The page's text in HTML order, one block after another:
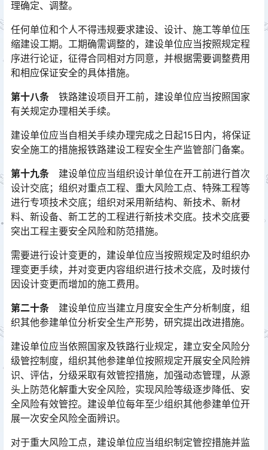
理确定、调整。
任何单位和个人不得违规要求建设、设计、施工等单位压
缩建设工期。工期确需调整的，建设单位应当按照规定程
序进行论证，征得合同相对方同意，并根据需要调整费用
和相应保证安全的具体措施。󠅅󠅃󠄵󠅂󠄪󠇖󠆨󠆨󠇕󠆞󠆒󠅬󠇘󠆭󠆘󠇙󠆝󠅵󠇗󠆭󠆁󠄐󠇗󠅹󠅸󠇖󠆍󠅳󠇖󠅹󠅰󠇖󠆌󠅹
第十八条 铁路建设项目开工前，建设单位应当按照国家
有关规定办理相关手续。
建设单位应当自相关手续办理完成之日起15日内，将保证
安全施工的措施报铁路建设工程安全生产监管部门备案。
第十九条 建设单位应当组织设计单位在开工前进行首次
设计交底；组织对重点工程、重大风险工点、特殊工程等
进行专项技术交底；组织对采用新结构、新技术、新材
料、新设备、新工艺的工程进行新技术交底。技术交底要
突出工程主要安全风险和防范措施。󠅅󠅃󠄵󠅂󠄪󠇖󠆨󠆨󠇕󠆞󠆒󠅬󠇘󠆭󠆘󠇙󠆝󠅵󠇗󠆭󠆁󠄐󠇗󠅹󠅸󠇖󠆍󠅳󠇖󠅹󠅰󠇖󠆌󠅹
需要进行设计变更的，建设单位应当按照规定及时组织办
理变更手续，并对变更内容组织进行技术交底，及时拨付
因设计变更而增加的施工费用。
第二十条 建设单位应当建立月度安全生产分析制度，组
织其他参建单位分析安全生产形势，研究提出改进措施。
建设单位应当依照国家及铁路行业规定，建立安全风险分
级管控制度，组织其他参建单位按照规定开展安全风险辨
识、评估，分级采取有效管控措施，加强动态管理，从源
头上防范化解重大安全风险，实现风险等级逐步降低、安
全风险有效管控。建设单位每年至少组织其他参建单位开
展一次安全风险全面辨识。󠅅󠅃󠄵󠅂󠄪󠇖󠆨󠆨󠇕󠆞󠆒󠅬󠇘󠆭󠆘󠇙󠆝󠅵󠇗󠆭󠆁󠄐󠇗󠅹󠅸󠇖󠆍󠅳󠇖󠅹󠅰󠇖󠆌󠅹
对于重大风险工点，建设单位应当组织制定管控措施并监